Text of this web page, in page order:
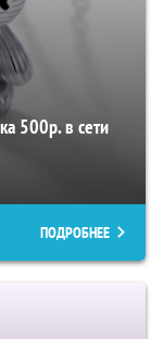
500р. в сети
ПОДРОБНЕЕ